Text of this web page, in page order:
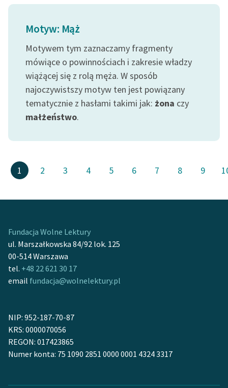
Motyw: Mąż
Motywem tym zaznaczamy fragmenty
mówiące o powinnościach i zakresie władzy
wiążącej się z rolą męża. W sposób
najoczywistszy motyw ten jest powiązany
tematycznie z hasłami takimi jak: żona czy
małżeństwo.
1 2 3 4 5 6 7 8 9
Fundacja Wolne Lektury
ul. Marszałkowska 84/92 lok. 125
00-514 Warszawa
tel. +48 22 621 30 17
email fundacja@wolnelektury.pl
NIP: 952-187-70-87
KRS: 0000070056
REGON: 017423865
Numer konta: 75 1090 2851 0000 0001 4324 3317